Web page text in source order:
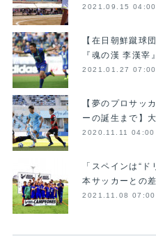
2021.09.15 04:00
【在日朝鮮蹴球
『魂の漢 李漢宰
2021.01.27 07:00
【夢のプロサッ
ーの誕生まで】
2020.11.11 04:00
「スペインは“
本サッカーとの
2021.11.08 07:00